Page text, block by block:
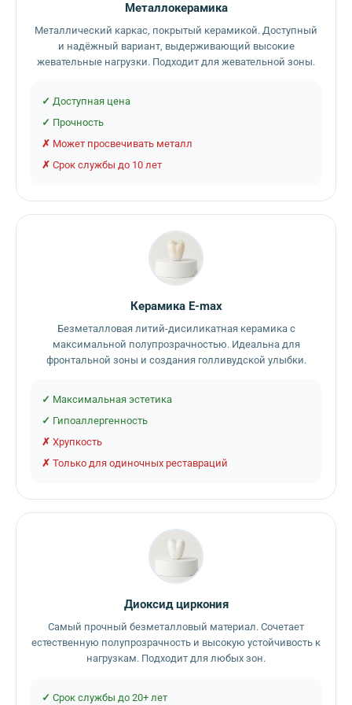
Металлокерамика
Металлический каркас, покрытый керамикой. Доступный
и надёжный вариант, выдерживающий высокие
жевательные нагрузки. Подходит для жевательной зоны.
Доступная цена
Прочность
Может просвечивать металл
Срок службы до 10 лет
Керамика E-max
Безметалловая литий-дисиликатная керамика с
максимальной полупрозрачностью. Идеальна для
фронтальной зоны и создания голливудской улыбки.
Максимальная эстетика
Гипоаллергенность
Хрупкость
Только для одиночных реставраций
Диоксид циркония
Самый прочный безметалловый материал. Сочетает
естественную полупрозрачность и высокую устойчивость к
нагрузкам. Подходит для любых зон.
Срок службы до 20+ лет